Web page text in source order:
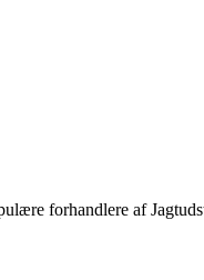
forhandlere af